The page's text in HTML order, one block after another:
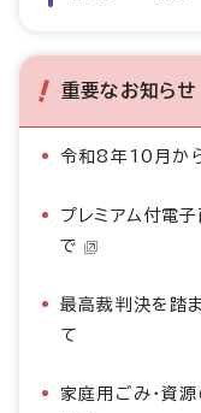
重要なお知らせ
令和8年10月か
プレミアム付電
で
最高裁判決を踏
て
家庭用ごみ・資